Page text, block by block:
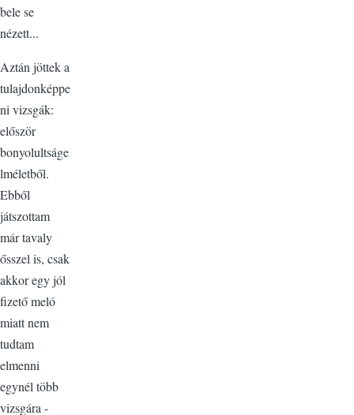
bele se
nézett...
Aztán jöttek a
tulajdonképpe
ni vizsgák:
először
bonyolultságe
lméletből.
Ebből
játszottam
már tavaly
ősszel is, csak
akkor egy jól
fizető meló
miatt nem
tudtam
elmenni
egynél több
vizsgára -